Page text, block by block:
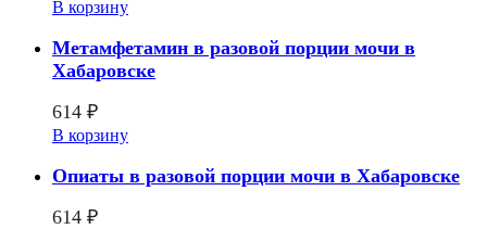
В корзину
Метамфетамин в разовой порции мочи в
Хабаровске
614 ₽
В корзину
Опиаты в разовой порции мочи в Хабаровске
614 ₽